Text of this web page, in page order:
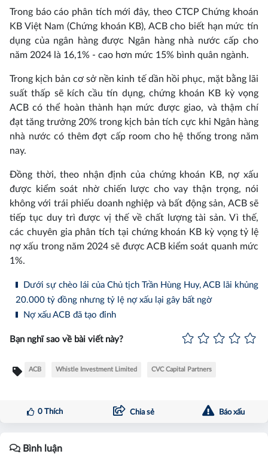
Trong báo cáo phân tích mới đây, theo CTCP Chứng khoán
KB Việt Nam (Chứng khoán KB), ACB cho biết hạn mức tín
dụng của ngân hàng được Ngân hàng nhà nước cấp cho
năm 2024 là 16,1% - cao hơn mức 15% bình quân ngành.
Trong kịch bản cơ sở nền kinh tế dần hồi phục, mặt bằng lãi
suất thấp sẽ kích cầu tín dụng, chứng khoán KB kỳ vọng
ACB có thể hoàn thành hạn mức được giao, và thậm chí
đạt tăng trưởng 20% trong kịch bản tích cực khi Ngân hàng
nhà nước có thêm đợt cấp room cho hệ thống trong năm
nay.
Đồng thời, theo nhận định của chứng khoán KB, nợ xấu
được kiểm soát nhờ chiến lược cho vay thận trọng, nói
không với trái phiếu doanh nghiệp và bất động sản, ACB sẽ
tiếp tục duy trì được vị thế về chất lượng tài sản. Vì thế,
các chuyên gia phân tích tại chứng khoán KB kỳ vọng tỷ lệ
nợ xấu trong năm 2024 sẽ được ACB kiểm soát quanh mức
1%.
Dưới sự chèo lái của Chủ tịch Trần Hùng Huy, ACB lãi khủng
20.000 tỷ đồng nhưng tỷ lệ nợ xấu lại gây bất ngờ
Nợ xấu ACB đã tạo đỉnh
Bạn nghĩ sao về bài viết này?
ACB Whistle Investment Limited CVC Capital Partners
0Thích Chia sẻ Báo xấu
Bình luận